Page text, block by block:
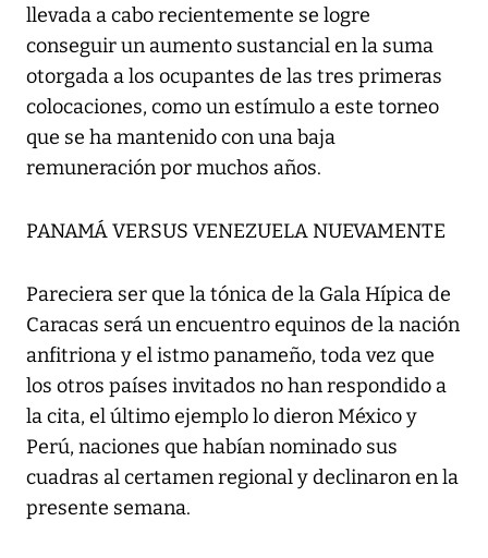
llevada a cabo recientemente se logre
conseguir un aumento sustancial en la suma
otorgada a los ocupantes de las tres primeras
colocaciones, como un estímulo a este torneo
que se ha mantenido con una baja
remuneración por muchos años.
PANAMÁ VERSUS VENEZUELA NUEVAMENTE
Pareciera ser que la tónica de la Gala Hípica de
Caracas será un encuentro equinos de la nación
anfitriona y el istmo panameño, toda vez que
los otros países invitados no han respondido a
la cita, el último ejemplo lo dieron México y
Perú, naciones que habían nominado sus
cuadras al certamen regional y declinaron en la
presente semana.